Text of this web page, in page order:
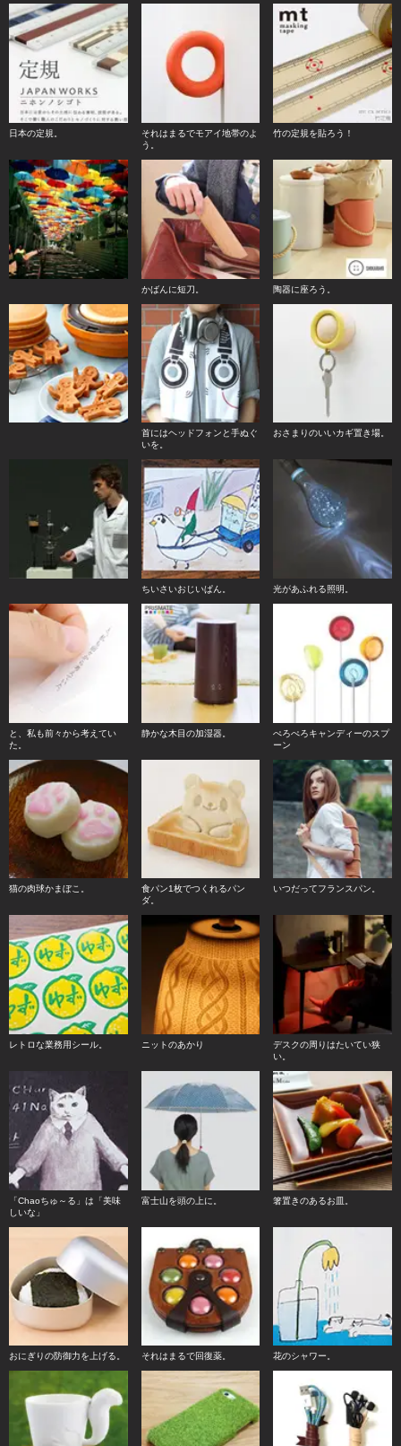
日本の定規。
それはまるでモアイ地帯のよ
う。
竹の定規を貼ろう！
かばんに短刀。 陶器に座ろう。
首にはヘッドフォンと手ぬぐ
いを。
おさまりのいいカギ置き場。
ちいさいおじいぱん。 光があふれる照明。
と、私も前々から考えてい
た。
静かな木目の加湿器。
ぺろぺろキャンディーのスプ
ーン
猫の肉球かまぼこ。
食パン1枚でつくれるパン
ダ。
いつだってフランスパン。
レトロな業務用シール。 ニットのあかり
デスクの周りはたいてい狭
い。
「Chaoちゅ～る」は「美味
しいな」
富士山を頭の上に。 箸置きのあるお皿。
おにぎりの防御力を上げる。 それはまるで回復薬。 花のシャワー。